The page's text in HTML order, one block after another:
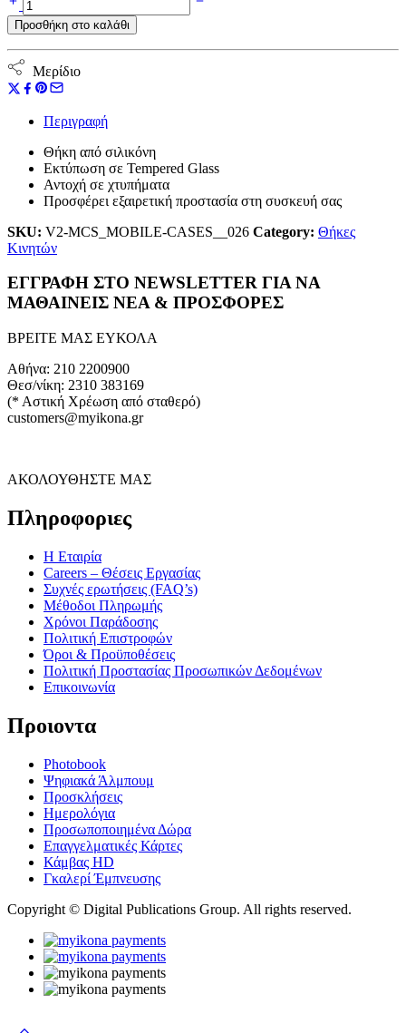
Beauty
ποσότητα
Προσθήκη στο καλάθι
Μερίδιο
Περιγραφή
Θήκη από σιλικόνη
Εκτύπωση σε Tempered Glass
Αντοχή σε χτυπήματα
Προσφέρει εξαιρετική προστασία στη συσκευή σας
SKU: V2-MCS_MOBILE-CASES__026 Category: Θήκες
Κινητών
ΕΓΓΡΑΦΗ ΣΤΟ NEWSLETTER ΓΙΑ ΝΑ
ΜΑΘΑΙΝΕΙΣ ΝΕΑ & ΠΡΟΣΦΟΡΕΣ
ΒΡΕΙΤΕ ΜΑΣ ΕΥΚΟΛΑ
Αθήνα: 210 2200900
Θεσ/νίκη: 2310 383169
(* Αστική Χρέωση από σταθερό)
customers@myikona.gr
ΑΚΟΛΟΥΘΗΣΤΕ ΜΑΣ
Πληροφοριες
Η Εταιρία
Careers – Θέσεις Εργασίας
Συχνές ερωτήσεις (FAQ’s)
Μέθοδοι Πληρωμής
Χρόνοι Παράδοσης
Πολιτική Επιστροφών
Όροι & Προϋποθέσεις
Πολιτική Προστασίας Προσωπικών Δεδομένων
Επικοινωνία
Προιοντα
Photobook
Ψηφιακά Άλμπουμ
Προσκλήσεις
Ημερολόγια
Προσωποποιημένα Δώρα
Επαγγελματικές Κάρτες
Κάμβας HD
Γκαλερί Έμπνευσης
Copyright © Digital Publications Group. All rights reserved.